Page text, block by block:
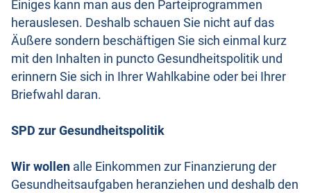
Einiges kann man aus den Parteiprogrammen
herauslesen. Deshalb schauen Sie nicht auf das
Äußere sondern beschäftigen Sie sich einmal kurz
mit den Inhalten in puncto Gesundheitspolitik und
erinnern Sie sich in Ihrer Wahlkabine oder bei Ihrer
Briefwahl daran.
SPD zur Gesundheitspolitik
Wir wollen alle Einkommen zur Finanzierung der
Gesundheitsaufgaben heranziehen und deshalb den